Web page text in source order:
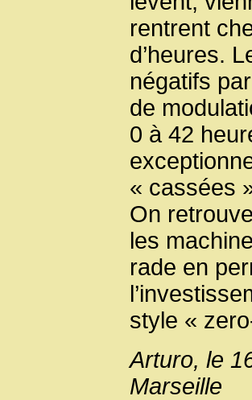
rentrent
d’heures.
négatifs
de
0 à 42
« cassées
On
les
rade en
style «
Arturo, le
Marseille